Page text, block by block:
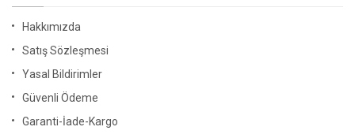
Hakkımızda
Satış Sözleşmesi
Yasal Bildirimler
Güvenli Ödeme
Garanti-İade-Kargo